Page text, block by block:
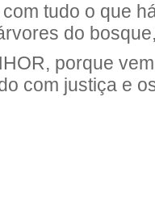
tudo o que
do
porque
com justiça e